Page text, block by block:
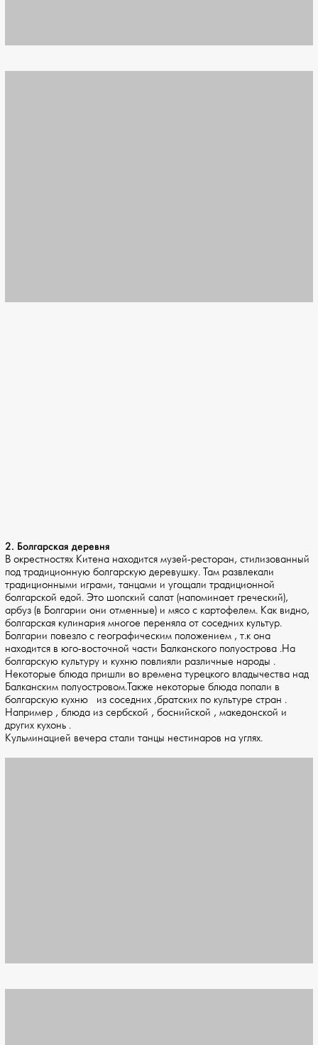
2. Болгарская деревня
В окрестностях Китена находится музей-ресторан, стилизованный
под традиционную болгарскую деревушку. Там развлекали
традиционными играми, танцами и угощали традиционной
болгарской едой. Это шопский салат (напоминает греческий),
арбуз (в Болгарии они отменные) и мясо с картофелем. Как видно,
болгарская кулинария многое переняла от соседних культур.
Болгарии повезло с географическим положением , т.к она
находится в юго-восточной части Балканского полуострова .На
болгарскую культуру и кухню повлияли различные народы .
Некоторые блюда пришли во времена турецкого владычества над
Балканским полуостровом.Также некоторые блюда попали в
болгарскую кухню из соседних ,братских по культуре стран .
Например , блюда из сербской , боснийской , македонской и
других кухонь .
Кульминацией вечера стали танцы нестинаров на углях.